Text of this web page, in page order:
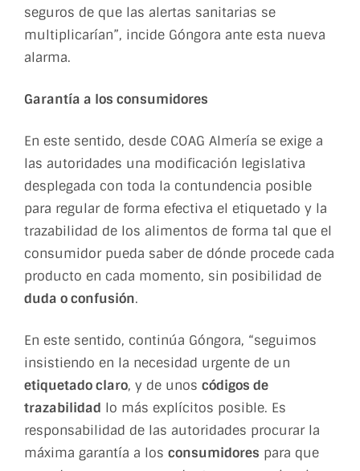
seguros de que las alertas sanitarias se
multiplicarían”, incide Góngora ante esta nueva
alarma.
Garantía a los consumidores
En este sentido, desde COAG Almería se exige a
las autoridades una modificación legislativa
desplegada con toda la contundencia posible
para regular de forma efectiva el etiquetado y la
trazabilidad de los alimentos de forma tal que el
consumidor pueda saber de dónde procede cada
producto en cada momento, sin posibilidad de
duda o confusión.
En este sentido, continúa Góngora, “seguimos
insistiendo en la necesidad urgente de un
etiquetado claro, y de unos códigos de
trazabilidad lo más explícitos posible. Es
responsabilidad de las autoridades procurar la
máxima garantía a los consumidores para que